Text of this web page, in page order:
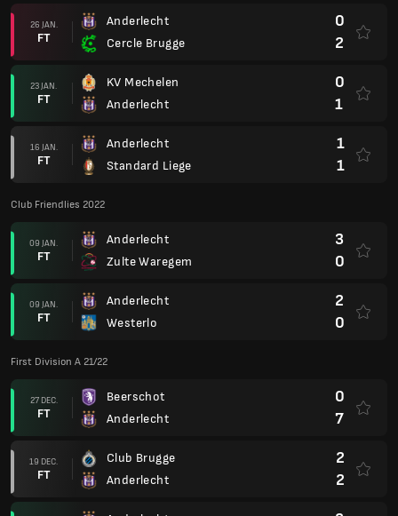
26 JAN.
FT
Anderlecht
Cercle Brugge
0
2
23 JAN.
FT
KV Mechelen
Anderlecht
0
1
16 JAN.
FT
Anderlecht
Standard Liege
1
1
Club Friendlies 2022
09 JAN.
FT
Anderlecht
Zulte Waregem
3
0
09 JAN.
FT
Anderlecht
Westerlo
2
0
First Division A 21/22
27 DEC.
FT
Beerschot
Anderlecht
0
7
19 DEC.
FT
Club Brugge
Anderlecht
2
2